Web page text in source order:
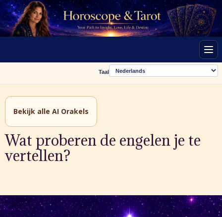
Taal
Bekijk alle AI Orakels
Wat proberen de engelen je te
vertellen?